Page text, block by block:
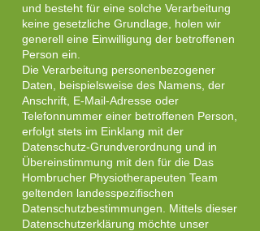
und besteht für eine solche Verarbeitung
keine gesetzliche Grundlage, holen wir
generell eine Einwilligung der betroffenen
Person ein.
Die Verarbeitung personenbezogener
Daten, beispielsweise des Namens, der
Anschrift, E-Mail-Adresse oder
Telefonnummer einer betroffenen Person,
erfolgt stets im Einklang mit der
Datenschutz-Grundverordnung und in
Übereinstimmung mit den für die Das
Hombrucher Physiotherapeuten Team
geltenden landesspezifischen
Datenschutzbestimmungen. Mittels dieser
Datenschutzerklärung möchte unser